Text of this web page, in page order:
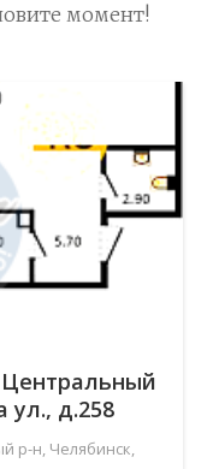
момент!
Центральный
ул., д.258
р-н, Челябинск,